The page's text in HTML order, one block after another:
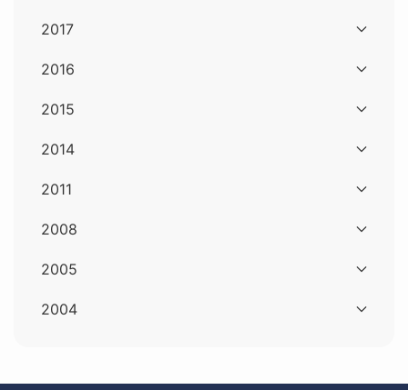
2017
2016
2015
2014
2011
2008
2005
2004